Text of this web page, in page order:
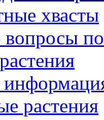
хвасты
растения